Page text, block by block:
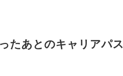
たあとのキャリアパス